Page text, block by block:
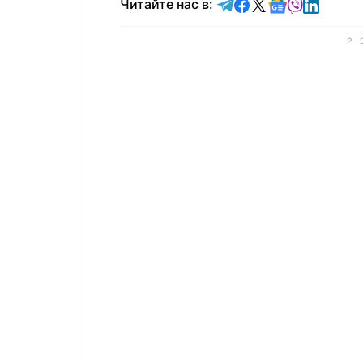
Читайте нас в: Читайте в Telegram
Читайте в
Читайте в X
Читайте в
Читайте